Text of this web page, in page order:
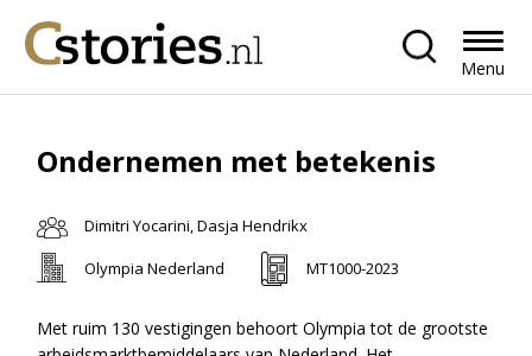
Menu
Ondernemen met betekenis
Dimitri Yocarini, Dasja Hendrikx
Olympia Nederland
MT1000-2023
Met ruim 130 vestigingen behoort Olympia tot de grootste